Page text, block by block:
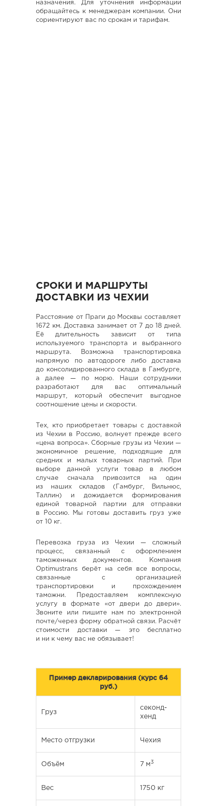
назначения. Для уточнения информации
обращайтесь к менеджерам компании. Они
сориентируют вас по срокам и тарифам.
СРОКИ И МАРШРУТЫ
ДОСТАВКИ ИЗ ЧЕХИИ
Расстояние от Праги до Москвы составляет
1672 км. Доставка занимает от 7 до 18 дней.
Её длительность зависит от типа
используемого транспорта и выбранного
маршрута. Возможна транспортировка
напрямую по автодороге либо доставка
до консолидированного склада в Гамбурге,
а далее — по морю. Наши сотрудники
разработают для вас оптимальный
маршрут, который обеспечит выгодное
соотношение цены и скорости.
Тех, кто приобретает товары с доставкой
из Чехии в Россию, волнует прежде всего
«цена вопроса». Сборные грузы из Чехии —
экономичное решение, подходящие для
средних и малых товарных партий. При
выборе данной услуги товар в любом
случае сначала привозится на один
из наших складов (Гамбург, Вильнюс,
Таллин) и дожидается формирования
единой товарной партии для отправки
в Россию. Мы готовы доставить груз уже
от 10 кг.
Перевозка груза из Чехии — сложный
процесс, связанный с оформлением
таможенных документов. Компания
Optimustrans берёт на себя все вопросы,
связанные с организацией
транспортировки и прохождением
таможни. Предоставляем комплексную
услугу в формате «от двери до двери».
Звоните или пишите нам по электронной
почте/через форму обратной связи. Расчёт
стоимости доставки — это бесплатно
и ни к чему вас не обязывает!
Пример декларирования (курс 64
руб.)
Груз
секонд-
хенд
Место отгрузки Чехия
Объём 7 м3
Вес 1750 кг